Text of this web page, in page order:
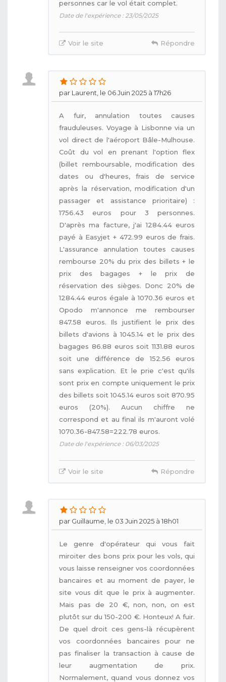
personnes car le vol était complet.
Date de l'expérience : 23/05/2025
Voir le site Répondre
par Laurent, le 06 Juin 2025 à 17h26
A fuir, annulation toutes causes
frauduleuses. Voyage à Lisbonne via un
vol direct de l'aéroport Bâle-Mulhouse.
Coût du vol en prenant l'option flex
(billet remboursable, modification des
dates ou d'heures, frais de service
après la réservation, modification d'un
passager et assistance prioritaire) :
1756.43 euros pour 3 personnes.
D'après ma facture, j'ai 1284.44 euros
payé à Easyjet + 472.99 euros de frais.
L'assurance annulation toutes causes
rembourse 20% du prix des billets + le
prix des bagages + le prix de
réservation des sièges. Donc 20% de
1284.44 euros égale à 1070.36 euros et
Opodo m'annonce me rembourser
847.58 euros. Ils justifient le prix des
billets d'avions à 1045.14 et le prix des
bagages 86.88 euros soit 1131.88 euros
soit une différence de 152.56 euros
sans explication. Et le prie c'est qu'ils
sont prix en compte uniquement le prix
des billets soit 1045.14 euros soit 870.95
euros (20%). Aucun chiffre ne
correspond et au final ils m'auront volé
1070.36-847.58=222.78 euros.
Date de l'expérience : 06/03/2025
Voir le site Répondre
par Guillaume, le 03 Juin 2025 à 18h01
Le genre d'opérateur qui vous fait
miroiter des bons prix pour les vols, qui
vous laisse renseigner vos coordonnées
bancaires et au moment de payer, le
site vous dit que le prix à augmenter.
Mais pas de 20 €, non, non, on est
plutôt sur du 150-200 €. Honteux! A fuir.
De quel droit ces gens-là récupèrent
vos coordonnées bancaires pour ne
pas finaliser la transaction à cause de
leur augmentation de prix.
Normalement, quand vous donnez vos